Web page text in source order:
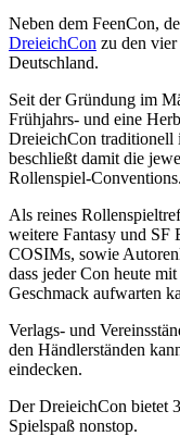
Neben dem FeenCon,
DreieichCon zu den
Deutschland.
Seit der Gründung im
Frühjahrs- und eine
DreieichCon traditionell
beschließt damit die
Rollenspiel-Conventions.
Als reines
weitere Fantasy und SF
COSIMs, sowie
dass jeder Con heute
Geschmack aufwarten
Verlags- und
den Händlerständen
eindecken.
Der DreieichCon bietet
Spielspaß nonstop.